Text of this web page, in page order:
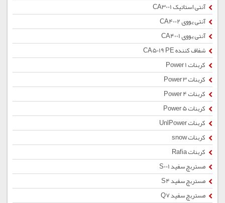
آنتی استاتیک CA3001
آنتی یووی CA4002
آنتی یووی CA4001
شفاف کننده CA5019 PE
کربنات Power 1
کربنات Power 3
کربنات Power 4
کربنات Power 5
کربنات UnlPower
کربنات snow
کربنات Rafia
مستربچ سفید S001
مستربچ سفید S4
مستربچ سفید Q7